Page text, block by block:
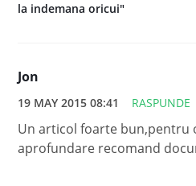
la indemana oricui"
Jon
19 MAY 2015 08:41 RASPUNDE
Un articol foarte bun,pentru
aprofundare recomand